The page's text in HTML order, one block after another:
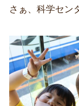
さぁ、科学セン